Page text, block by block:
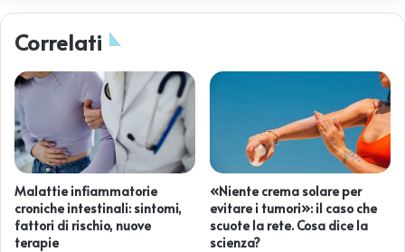
Correlati
Malattie infiammatorie
croniche intestinali: sintomi,
fattori di rischio, nuove
terapie
«Niente crema solare per
evitare i tumori»: il caso che
scuote la rete. Cosa dice la
scienza?